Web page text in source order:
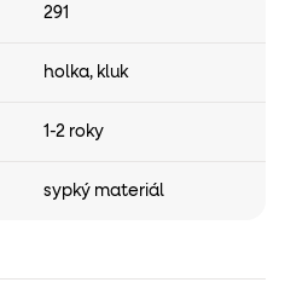
291
holka, kluk
1-2 roky
sypký materiál